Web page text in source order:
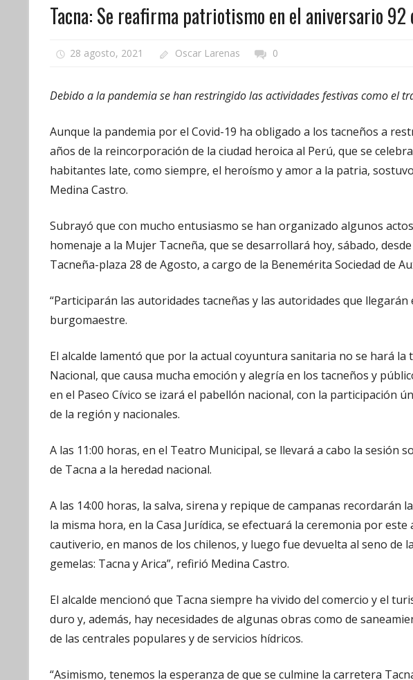
Tacna: Se reafirma patriotismo en el aniversario
28 agosto, 2021 Oscar Larenas 0
Debido a la pandemia se han restringido las actividades festivas como el
Aunque la pandemia por el Covid-19 ha obligado a los tacneños a
años de la reincorporación de la ciudad heroica al Perú, que se
habitantes late, como siempre, el heroísmo y amor a la patria,
Medina Castro.
Subrayó que con mucho entusiasmo se han organizado algunos
homenaje a la Mujer Tacneña, que se desarrollará hoy, sábado,
Tacneña-plaza 28 de Agosto, a cargo de la Benemérita Sociedad de
“Participarán las autoridades tacneñas y las autoridades que
burgomaestre.
El alcalde lamentó que por la actual coyuntura sanitaria no se hará
Nacional, que causa mucha emoción y alegría en los tacneños y
en el Paseo Cívico se izará el pabellón nacional, con la participación
de la región y nacionales.
A las 11:00 horas, en el Teatro Municipal, se llevará a cabo la sesión
de Tacna a la heredad nacional.
A las 14:00 horas, la salva, sirena y repique de campanas recordarán
la misma hora, en la Casa Jurídica, se efectuará la ceremonia por este
cautiverio, en manos de los chilenos, y luego fue devuelta al seno de
gemelas: Tacna y Arica”, refirió Medina Castro.
El alcalde mencionó que Tacna siempre ha vivido del comercio y el
duro y, además, hay necesidades de algunas obras como de
de las centrales populares y de servicios hídricos.
“Asimismo, tenemos la esperanza de que se culmine la carretera